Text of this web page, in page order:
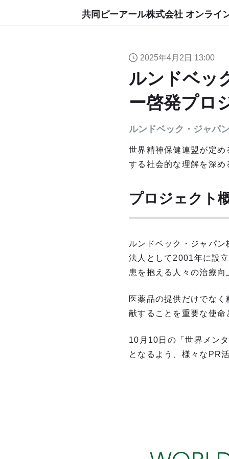
共同ピーアール株式会社 オンライ
2025年4月2日 13:00
ルンドベッ
ー啓発プロ
ルンドベック・ジャパ
世界精神保健連盟が定
する社会的な理解を深
プロジェクト
ルンドベック・ジャパ
法人として2001年に設
患を抱える人々の治療
医薬品の提供だけでな
献することを重要な使
10月10日の「世界メン
となるよう、様々なPR